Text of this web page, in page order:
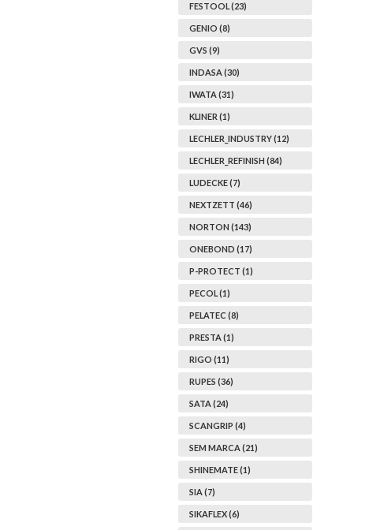
FESTOOL (23)
GENIO (8)
GVS (9)
INDASA (30)
IWATA (31)
KLINER (1)
LECHLER_INDUSTRY (12)
LECHLER_REFINISH (84)
LUDECKE (7)
NEXTZETT (46)
NORTON (143)
ONEBOND (17)
P-PROTECT (1)
PECOL (1)
PELATEC (8)
PRESTA (1)
RIGO (11)
RUPES (36)
SATA (24)
SCANGRIP (4)
SEM MARCA (21)
SHINEMATE (1)
SIA (7)
SIKAFLEX (6)